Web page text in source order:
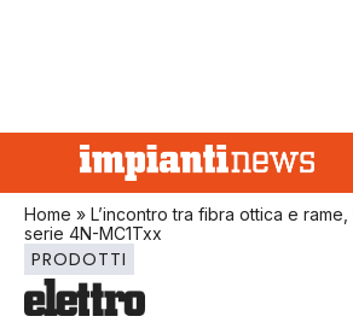
Home » L’incontro tra fibra ottica e
serie 4N-MC1Txx
PRODOTTI